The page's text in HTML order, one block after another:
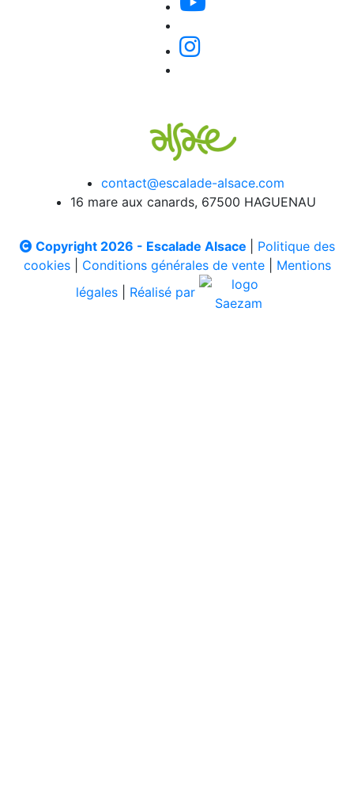
contact@escalade-alsace.com
16 mare aux canards, 67500 HAGUENAU
Copyright 2026 - Escalade Alsace
Politique des
cookies| Conditions générales de vente| Mentions
légales
Réalisé par